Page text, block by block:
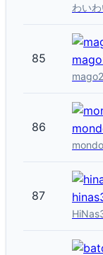
わい
85
86
87